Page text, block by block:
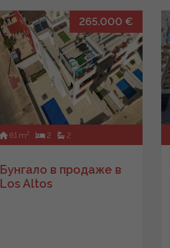
265.000 €
61 m2 2 2
Бунгало в продаже в
Los Altos